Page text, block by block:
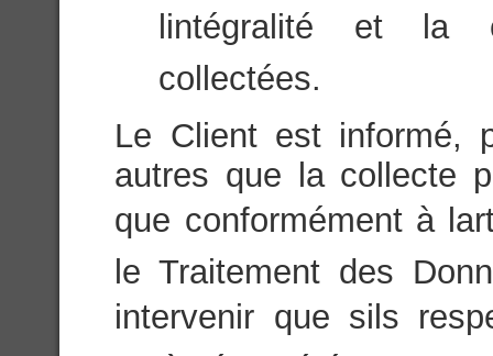
lintégralité et la
collectées.
Le Client est informé,
autres que la collecte
que conformément à
le Traitement des
intervenir que sils